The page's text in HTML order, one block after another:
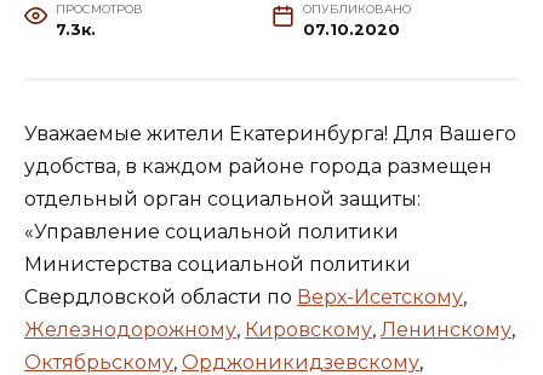
ПРОСМОТРОВ
7.3к.
ОПУБЛИКОВАНО
07.10.2020
Уважаемые жители Екатеринбурга! Для Вашего
удобства, в каждом районе города размещен
отдельный орган социальной защиты:
«Управление социальной политики
Министерства социальной политики
Свердловской области по Верх-Исетскому,
Железнодорожному, Кировскому, Ленинскому,
Октябрьскому, Орджоникидзевскому,